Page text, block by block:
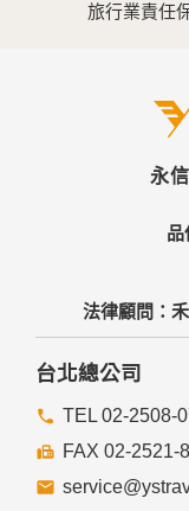
旅行業責任
永
品
法律顧問：
台北總公司
TEL 02-2508-
FAX 02-2521-